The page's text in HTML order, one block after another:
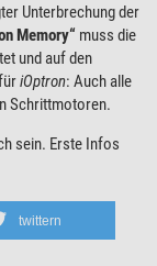
Unterbrechung der
Memory“ muss die
und auf den
iOptron: Auch alle
Schrittmotoren.
sein. Erste Infos
twittern